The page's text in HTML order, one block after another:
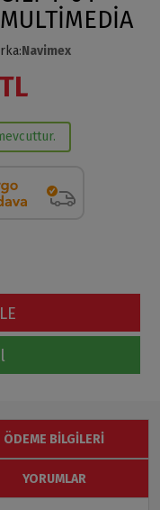
:Navimex
ÖDEME BILGILERI
YORUMLAR